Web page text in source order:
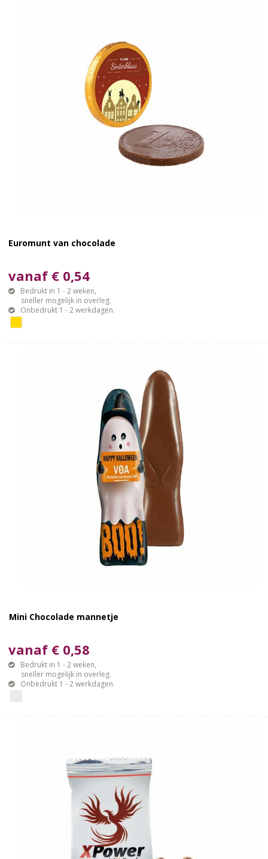
Euromunt van chocolade
vanaf € 0,54
Bedrukt in 1 - 2 weken,
sneller mogelijk in overleg.
Onbedrukt 1 - 2 werkdagen.
Mini Chocolade mannetje
vanaf € 0,58
Bedrukt in 1 - 2 weken,
sneller mogelijk in overleg.
Onbedrukt 1 - 2 werkdagen.